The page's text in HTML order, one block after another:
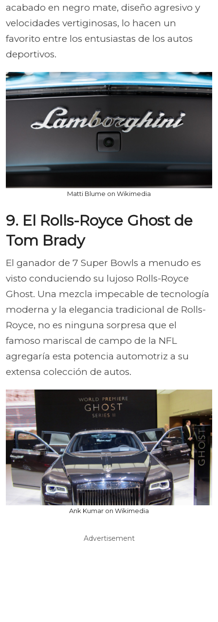
acabado en negro mate, diseño agresivo y
velocidades vertiginosas, lo hacen un
favorito entre los entusiastas de los autos
deportivos.
Matti Blume on Wikimedia
9. El Rolls-Royce Ghost de
Tom Brady
El ganador de 7 Super Bowls a menudo es
visto conduciendo su lujoso Rolls-Royce
Ghost. Una mezcla impecable de tecnología
moderna y la elegancia tradicional de Rolls-
Royce, no es ninguna sorpresa que el
famoso mariscal de campo de la NFL
agregaría esta potencia automotriz a su
extensa colección de autos.
Ank Kumar on Wikimedia
Advertisement